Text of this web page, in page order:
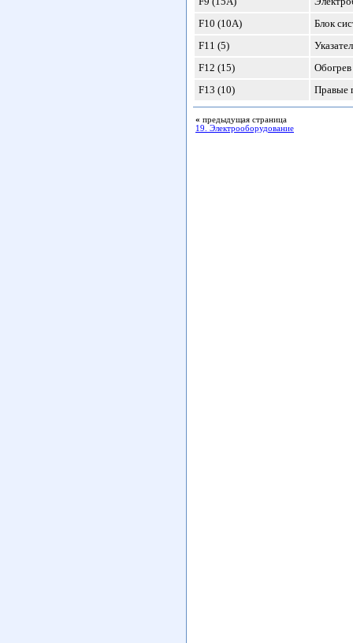
F10 (10А)
Блок
F11 (5)
F12 (15)
F13 (10)
Правые
« предыдущая страница
19. Электрооборудование